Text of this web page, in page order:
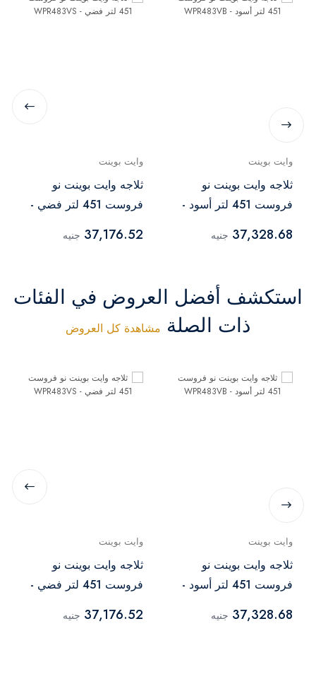
وايت بوينت
ثلاجه وايت بوينت نو
فروست 451 لتر أسود -
37,328.68 جنيه
وايت بوينت
ثلاجه وايت بوينت نو
فروست 451 لتر فضي -
37,176.52 جنيه
استكشف أفضل العروض في الفئات
ذات الصلة مشاهدة كل العروض
وايت بوينت
ثلاجه وايت بوينت نو
فروست 451 لتر أسود -
37,328.68 جنيه
وايت بوينت
ثلاجه وايت بوينت نو
فروست 451 لتر فضي -
37,176.52 جنيه